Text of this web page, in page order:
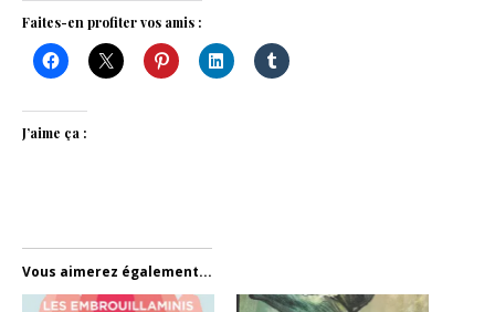
Faites-en profiter vos amis :
J’aime ça :
Vous aimerez également...